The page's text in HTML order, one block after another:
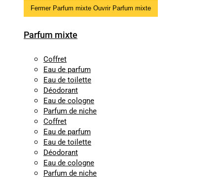
Fermer Parfum mixte Ouvrir Parfum mixte
Parfum mixte
Coffret
Eau de parfum
Eau de toilette
Déodorant
Eau de cologne
Parfum de niche
Coffret
Eau de parfum
Eau de toilette
Déodorant
Eau de cologne
Parfum de niche